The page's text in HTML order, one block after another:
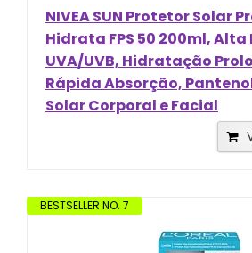
NIVEA SUN Protetor Solar
Hidrata FPS 50 200ml,
UVA/UVB, Hidratação
Rápida Absorção,
Solar Corporal e Facial
BESTSELLER NO. 7